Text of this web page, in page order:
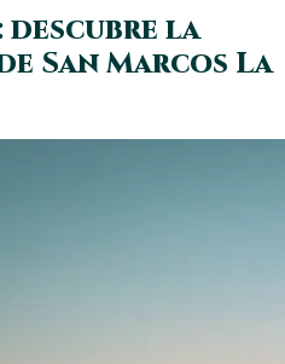
descubre la
San Marcos La